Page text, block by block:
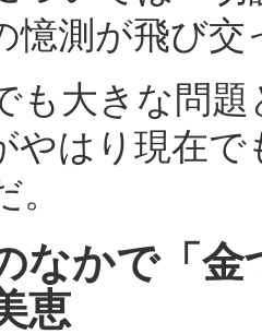
憶測が飛び交
大きな問題
やはり現在
なかで「
恵